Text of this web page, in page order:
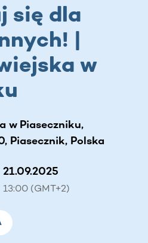
się dla
|
w
w Piaseczniku,
Piasecznik, Polska
21.09.2025
13:00 (GMT+2)